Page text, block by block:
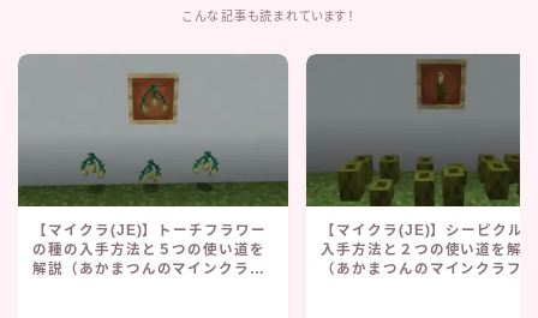
こんな記事も読まれています！
【マイクラ(JE)】トーチフラワー
の種の入手方法と５つの使い道を
解説（あかまつんのマインクラフ
【マイクラ(JE)】シーピクル
入手方法と２つの使い道を解説
（あかまつんのマインクラフ